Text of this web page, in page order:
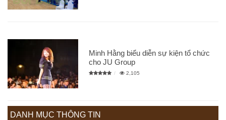
Minh Hằng biểu diễn sự kiện tổ chức
cho JU Group
2,105
DANH MỤC THÔNG TIN